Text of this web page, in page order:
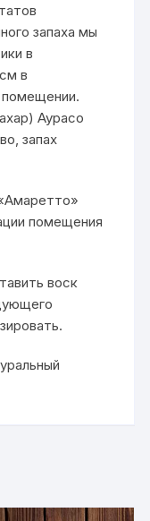
запаха мы
в
в
Аурасо
запах
помещения
воск